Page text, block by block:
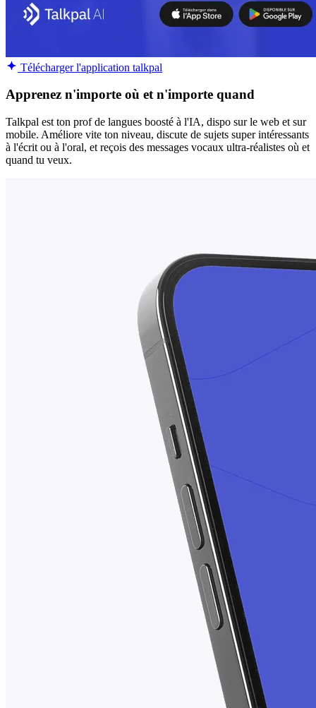
Télécharger l'application talkpal
Apprenez n'importe où et n'importe quand
Talkpal est ton prof de langues boosté à l'IA, dispo sur le web et sur
mobile. Améliore vite ton niveau, discute de sujets super intéressants
à l'écrit ou à l'oral, et reçois des messages vocaux ultra-réalistes où et
quand tu veux.